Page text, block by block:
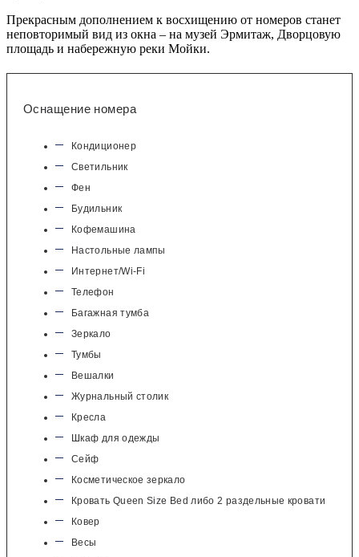
Прекрасным дополнением к восхищению от номеров станет
неповторимый вид из окна – на музей Эрмитаж, Дворцовую
площадь и набережную реки Мойки.
Оснащение номера
Кондиционер
Светильник
Фен
Будильник
Кофемашина
Настольные лампы
Интернет/Wi-Fi
Телефон
Багажная тумба
Зеркало
Тумбы
Вешалки
Журнальный столик
Кресла
Шкаф для одежды
Сейф
Косметическое зеркало
Кровать Queen Size Bed либо 2 раздельные кровати
Ковер
Весы